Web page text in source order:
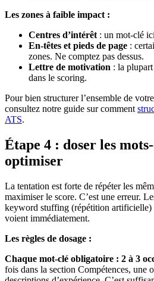
Les zones à faible impact :
Centres d’intérêt : un mot-clé
En-têtes et pieds de page :
zones. Ne comptez pas dessus.
Lettre de motivation : la
dans le scoring.
Pour bien structurer l’ensemble de
consultez notre guide sur comment
ATS.
Étape 4 : doser les
optimiser
La tentation est forte de répéter les
maximiser le score. C’est une erreur.
keyword stuffing (répétition artificielle)
voient immédiatement.
Les règles de dosage :
Chaque mot-clé obligatoire : 2 à 3
fois dans la section Compétences, une